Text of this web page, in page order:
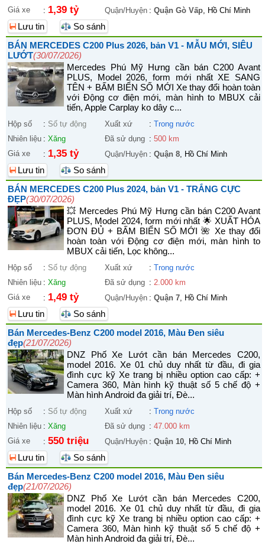
Giá xe : 1,39 tỷ Quận/Huyện : Quận Gò Vấp, Hồ Chí Minh
Lưu tin
So sánh
BÁN MERCEDES C200 Plus 2026, bản V1 - MẪU MỚI, SIÊU
LƯỚT(30/07/2026)
Mercedes Phú Mỹ Hưng cần bán C200 Avant
PLUS, Model 2026, form mới nhất XE SANG
TÊN + BẤM BIỂN SỐ MỚI Xe thay đổi hoàn toàn
với Động cơ điện mới, màn hình to MBUX cải
tiến, Apple Carplay ko dây c...
Hộp số : Số tự động Xuất xứ : Trong nước
Nhiên liệu : Xăng Đã sử dụng : 500 km
Giá xe
: 1,35 tỷ Quận/Huyện : Quận 8, Hồ Chí Minh
Lưu tin
So sánh
BÁN MERCEDES C200 Plus 2024, bản V1 - TRẮNG CỰC
ĐẸP(30/07/2026)
💥 Mercedes Phú Mỹ Hưng cần bán C200 Avant
PLUS, Model 2024, form mới nhất 🌟 XUẤT HÓA
ĐƠN ĐỦ + BẤM BIỂN SỐ MỚI 🌺 Xe thay đổi
hoàn toàn với Động cơ điện mới, màn hình to
MBUX cải tiến, Lọc không...
Hộp số : Số tự động Xuất xứ : Trong nước
Nhiên liệu : Xăng Đã sử dụng : 2.000 km
Giá xe
: 1,49 tỷ Quận/Huyện : Quận 7, Hồ Chí Minh
Lưu tin
So sánh
Bán Mercedes-Benz C200 model 2016, Màu Đen siêu
đẹp(21/07/2026)
DNZ Phố Xe Lướt cần bán Mercedes C200,
model 2016. Xe 01 chủ duy nhất từ đầu, đi gia
đình cực kỹ Xe trang bị nhiều option cao cấp: +
Camera 360, Màn hình kỹ thuật số 5 chế độ +
Màn hình Android đa giải trí, Đè...
Hộp số : Số tự động Xuất xứ : Trong nước
Nhiên liệu : Xăng Đã sử dụng : 47.000 km
Giá xe
: 550 triệu Quận/Huyện : Quận 10, Hồ Chí Minh
Lưu tin
So sánh
Bán Mercedes-Benz C200 model 2016, Màu Đen siêu
đẹp(21/07/2026)
DNZ Phố Xe Lướt cần bán Mercedes C200,
model 2016. Xe 01 chủ duy nhất từ đầu, đi gia
đình cực kỹ Xe trang bị nhiều option cao cấp: +
Camera 360, Màn hình kỹ thuật số 5 chế độ +
Màn hình Android đa giải trí, Đè...